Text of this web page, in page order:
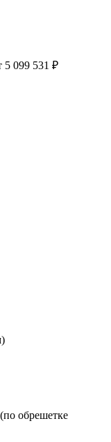
5 099 531 ₽
обрешетке